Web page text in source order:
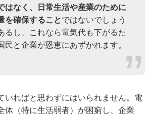
はなく、日常生活や産業のために
を確保することではないでしょう
るし、これなら電気代も下がるた
民と企業が恩恵にあずかれます。
いればと思わずにはいられません。電
体（特に生活弱者）が困窮し、企業